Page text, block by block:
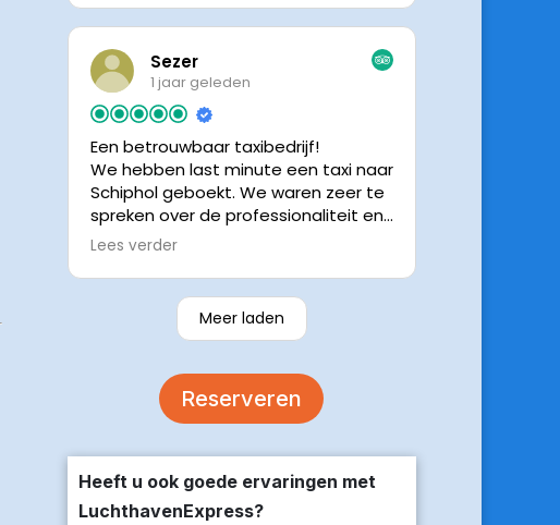
neemt de chauffeur direct contact
staat.Altijd nette chauffeurs, en in
mijn geval is het voordeliger dan
parkeren op P3 bij 9 dagen parkeren.
En dan hopen dat je auto geen
schade heeft ivm de krappe
parkeervakken. Ik beveel
Luchthavenexpress dan ook zeker
aan.
Sezer
1 jaar geleden
Een betrouwbaar taxibedrijf!
We hebben last minute een taxi naar
Schiphol geboekt. We waren zeer te
spreken over de professionaliteit en
vriendelijkheid van luchthavenexpres!
verzekerde om er op tijd te zijn en
stuurde z’n live locatie een paar
minuten voor aanvang bij ons thuis.
volgende keer zou ik weer hier
Lees verder
Meer laden
Reserveren
Heeft u ook goede ervaringen met
LuchthavenExpress?